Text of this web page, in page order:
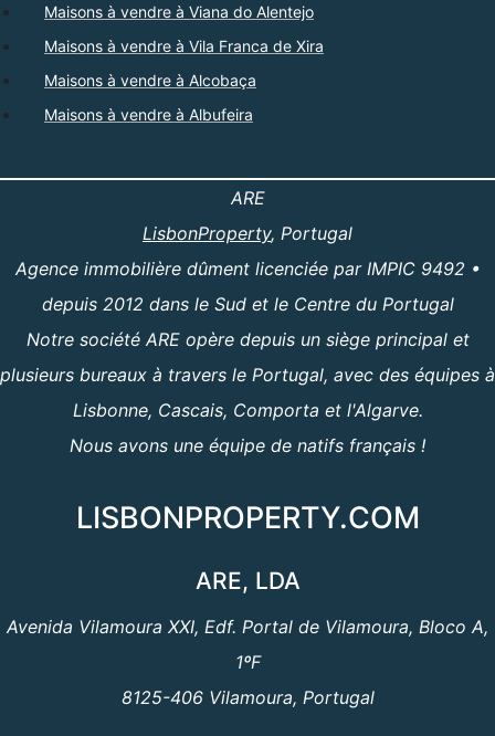
Maisons à vendre à Viana do Alentejo
Maisons à vendre à Vila Franca de Xira
Maisons à vendre à Alcobaça
Maisons à vendre à Albufeira
ARE
LisbonProperty, Portugal
Agence immobilière dûment licenciée par IMPIC 9492 •
depuis 2012 dans le Sud et le Centre du Portugal
Notre société ARE opère depuis un siège principal et
plusieurs bureaux à travers le Portugal, avec des équipes à
Lisbonne, Cascais, Comporta et l'Algarve.
Nous avons une équipe de natifs français !
LISBONPROPERTY.COM
ARE, LDA
Avenida Vilamoura XXI, Edf. Portal de Vilamoura, Bloco A,
1ºF
8125-406 Vilamoura, Portugal